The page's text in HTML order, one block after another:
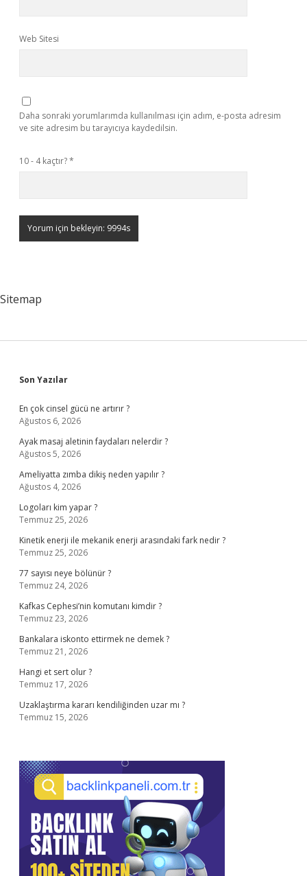
Web Sitesi
Daha sonraki yorumlarımda kullanılması için adım, e-posta adresim
ve site adresim bu tarayıcıya kaydedilsin.
10 - 4 kaçtır?*
Sitemap
Sidebar
Son Yazılar
En çok cinsel gücü ne artırır ?
Ağustos 6, 2026
Ayak masaj aletinin faydaları nelerdir ?
Ağustos 5, 2026
Ameliyatta zımba dikiş neden yapılır ?
Ağustos 4, 2026
Logoları kim yapar ?
Temmuz 25, 2026
Kinetik enerji ile mekanik enerji arasındaki fark nedir ?
Temmuz 25, 2026
77 sayısı neye bölünür ?
Temmuz 24, 2026
Kafkas Cephesi’nin komutanı kimdir ?
Temmuz 23, 2026
Bankalara iskonto ettirmek ne demek ?
Temmuz 21, 2026
Hangi et sert olur ?
Temmuz 17, 2026
Uzaklaştırma kararı kendiliğinden uzar mı ?
Temmuz 15, 2026